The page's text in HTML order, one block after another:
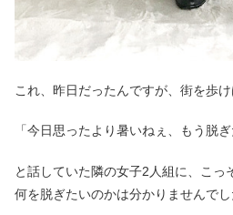
これ、昨日だったんですが、街を歩
「今日思ったより暑いねぇ、もう脱ぎ
と話していた隣の女子2人組に、こっ
何を脱ぎたいのかは分かりませんでし